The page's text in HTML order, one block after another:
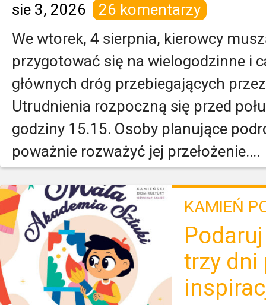
sie 3, 2026
26 komentarzy
We wtorek, 4 sierpnia, kierowcy
przygotować się na wielogodzinne i
głównych dróg przebiegających
Utrudnienia rozpoczną się przed
godziny 15.15. Osoby planujące
poważnie rozważyć jej przełożenie....
KAMIEŃ
trzy dni